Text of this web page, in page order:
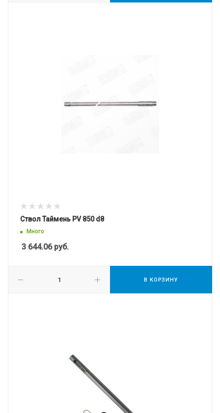
Ствол Таймень PV 850 d8
Много
3 644.06руб.
В КОРЗИНУ